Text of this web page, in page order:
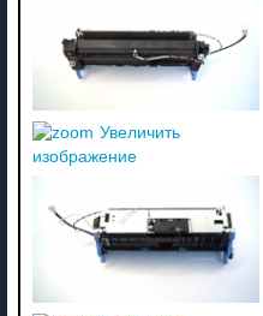
Увеличить
изображение